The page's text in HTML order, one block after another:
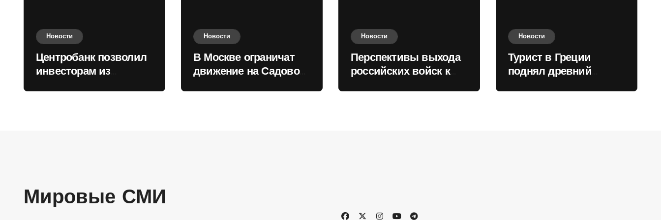
Новости
Центробанк позволил
инвесторам из
Новости
В Москве ограничат
движение на Садовом
Новости
Перспективы выхода
российских войск к
Новости
Турист в Греции
поднял древний
Мировые СМИ